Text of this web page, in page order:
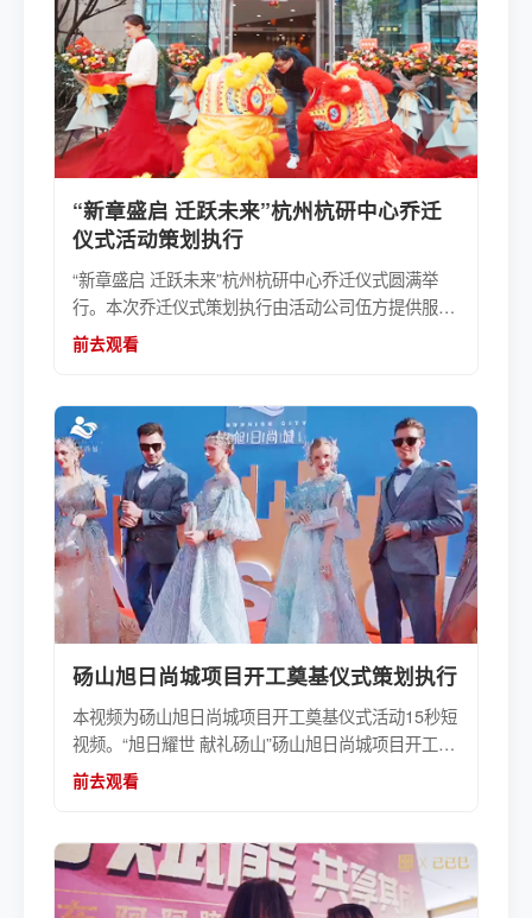
“新章盛启 迁跃未来”杭州杭研中心乔迁
仪式活动策划执行
“新章盛启 迁跃未来”杭州杭研中心乔迁仪式圆满举
行。本次乔迁仪式策划执行由活动公司伍方提供服
务，设置了签到墙签到留影、领导致词、剪彩、放气
球、舞狮表演、抽奖游戏、切蛋糕、新办公室体验等
前去观看
砀山旭日尚城项目开工奠基仪式策划执行
本视频为砀山旭日尚城项目开工奠基仪式活动15秒短
视频。“旭日耀世 献礼砀山”砀山旭日尚城项目开工奠
基仪式策划执行由活动公司伍方提供服务。
前去观看